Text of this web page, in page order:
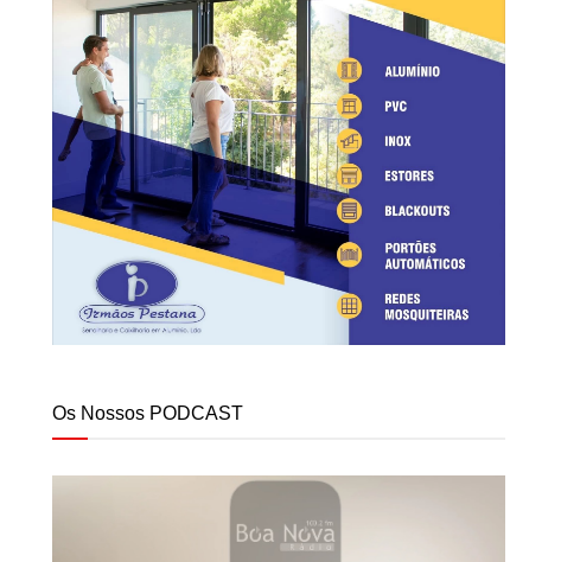
Os Nossos PODCAST